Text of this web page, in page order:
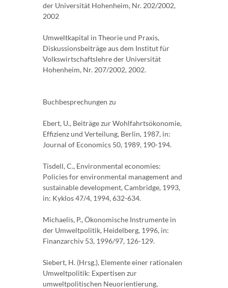
der Universität Hohenheim, Nr. 202/2002,
2002
Umweltkapital in Theorie und Praxis,
Diskussionsbeiträge aus dem Institut für
Volkswirtschaftslehre der Universität
Hohenheim, Nr. 207/2002, 2002.
Buchbesprechungen zu
Ebert, U., Beiträge zur Wohlfahrtsökonomie,
Effizienz und Verteilung, Berlin, 1987, in:
Journal of Economics 50, 1989, 190-194.
Tisdell, C., Environmental economies:
Policies for environmental management and
sustainable development, Cambridge, 1993,
in: Kyklos 47/4, 1994, 632-634.
Michaelis, P., Ökonomische Instrumente in
der Umweltpolitik, Heidelberg, 1996, in:
Finanzarchiv 53, 1996/97, 126-129.
Siebert, H. (Hrsg.), Elemente einer rationalen
Umweltpolitik: Expertisen zur
umweltpolitischen Neuorientierung,